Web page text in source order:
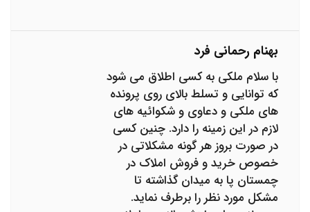
بهنام رحمانی فرد
با سلام ملکی به کسی اطلاق می شود
که توانایی و تسلط بالای روی پرونده
های ملکی و دعاوی و شکوائیه های
لازم در این زمینه را دارد. چنین کسی
در صورت بروز هر گونه مشکلاتی در
خصوص خرید و فروش املاک در
چمستان پا به میدان گذاشته تا
مشکل مورد نظر را برطرف نماید.